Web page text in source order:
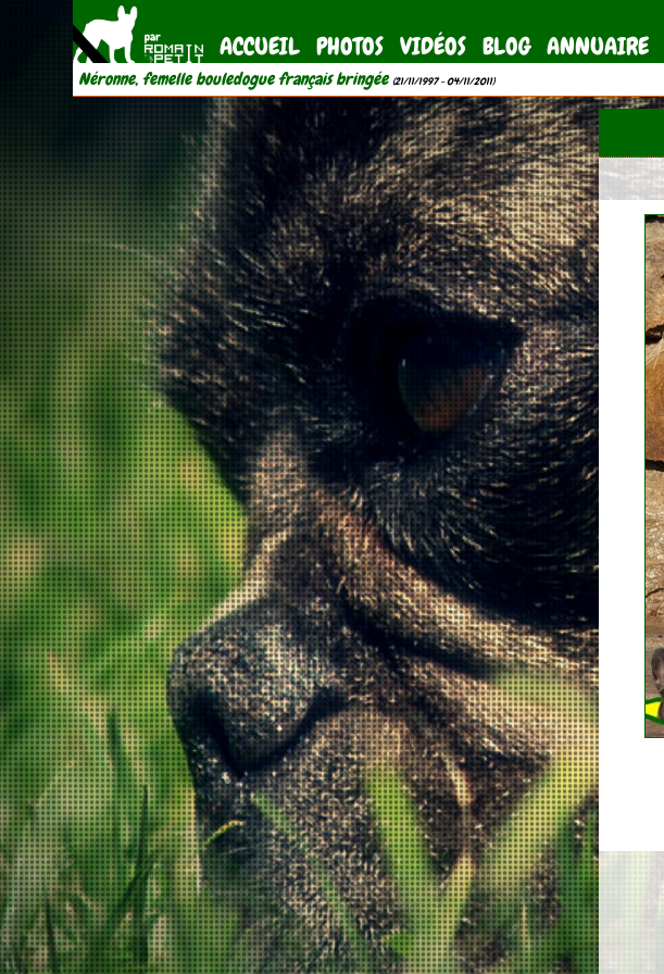
ACCUEIL PHOTOS VIDÉOS BLOG ANNUAIRE
Néronne, femelle bouledogue français bringée (21/11/1997 - 04/11/2011)